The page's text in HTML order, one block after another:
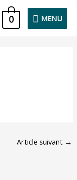
MENU
MENU
0
Article suivant →